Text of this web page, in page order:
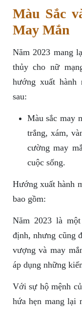
Màu Sắc
May Mắn
Năm 2023 mang
thủy cho nữ
hướng xuất hành
sau:
Màu sắc may
trắng, xám,
cường may
cuộc sống.
Hướng xuất hành
bao gồm:
Năm 2023 là
định, nhưng cũng
vượng và may
áp dụng những
Với sự hộ mệnh
hứa hẹn mang lại